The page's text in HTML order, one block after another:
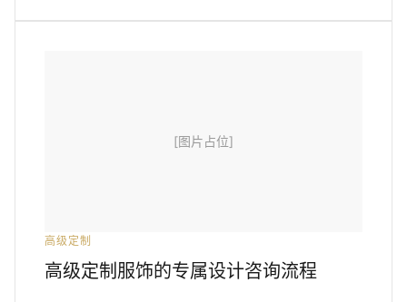
[图片占位]
高级定制
高级定制服饰的专属设计咨询流程